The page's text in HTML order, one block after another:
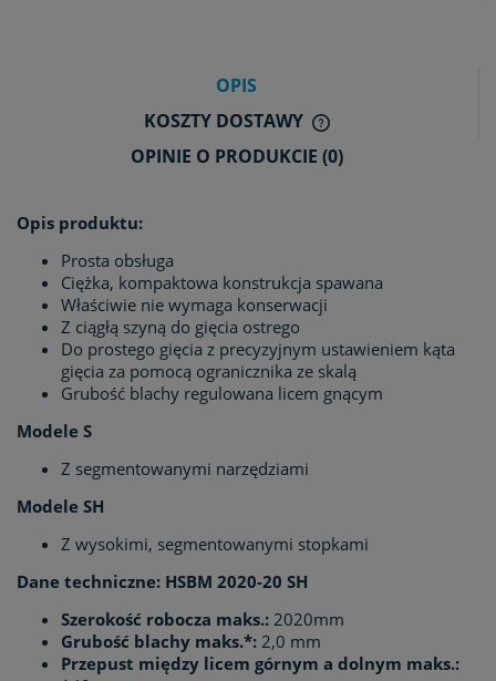
OPIS
KOSZTY DOSTAWY
KOSZTÓW PŁATNOŚCI
OPINIE O PRODUKCIE (0)
Opis produktu:
Prosta obsługa
Ciężka, kompaktowa konstrukcja spawana
Właściwie nie wymaga konserwacji
Z ciągłą szyną do gięcia ostrego
Do prostego gięcia z precyzyjnym ustawieniem kąta
gięcia za pomocą ogranicznika ze skalą
Grubość blachy regulowana licem gnącym
Modele S
Z segmentowanymi narzędziami
Modele SH
Z wysokimi, segmentowanymi stopkami
Dane techniczne: HSBM 2020-20 SH
Szerokość robocza maks.: 2020mm
Grubość blachy maks.*: 2,0 mm
Przepust między licem górnym a dolnym maks.: